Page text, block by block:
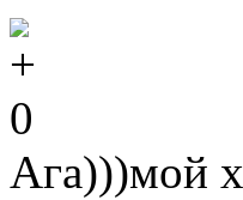
0
Ага)))мой